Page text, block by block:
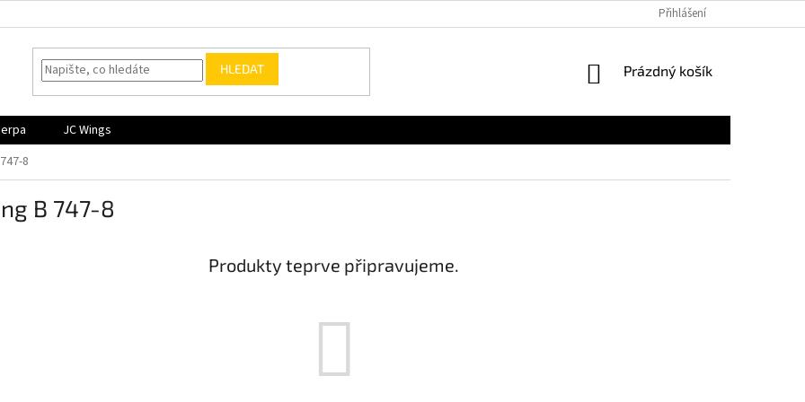
Přihlášení
HLEDAT
NÁKUPNÍ
Prázdný košík
JC Wings
8
B 747-8
Produkty teprve připravujeme.